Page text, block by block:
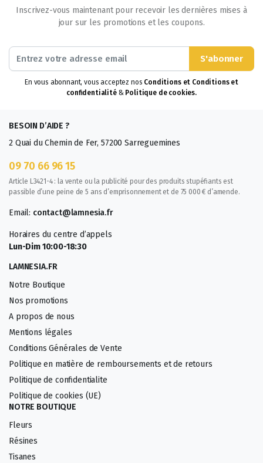
Inscrivez-vous maintenant pour recevoir les dernières mises à
jour sur les promotions et les coupons.
S'abonner
En vous abonnant, vous acceptez nos Conditions et Conditions et
confidentialité & Politique de cookies.
BESOIN D’AIDE ?
2 Quai du Chemin de Fer, 57200 Sarreguemines
09 70 66 96 15
Article L3421-4 : la vente ou la publicité pour des produits stupéfiants est
passible d’une peine de 5 ans d’emprisonnement et de 75 000 € d’amende.
Email: contact@lamnesia.fr
Horaires du centre d’appels
Lun-Dim 10:00-18:30
LAMNESIA.FR
Notre Boutique
Nos promotions
A propos de nous
Mentions légales
Conditions Générales de Vente
Politique en matière de remboursements et de retours
Politique de confidentialite
Politique de cookies (UE)
NOTRE BOUTIQUE
Fleurs
Résines
Tisanes